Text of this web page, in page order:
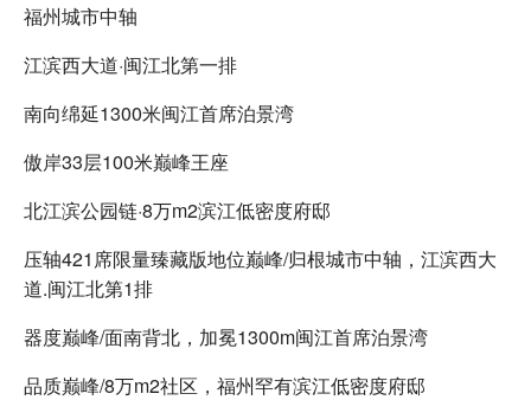
福州城市中轴
江滨西大道·闽江北第一排
南向绵延1300米闽江首席泊景湾
傲岸33层100米巅峰王座
北江滨公园链·8万m2滨江低密度府邸
压轴421席限量臻藏版地位巅峰/归根城市中轴，江滨西大
道.闽江北第1排
器度巅峰/面南背北，加冕1300m闽江首席泊景湾
品质巅峰/8万m2社区，福州罕有滨江低密度府邸